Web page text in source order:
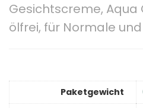
Gesichtscreme, Aqua
ölfrei, für Normale
Paketgewicht